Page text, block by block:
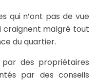
qui n’ont pas de vue
craignent malgré tout
du quartier.
des propriétaires
par des conseils